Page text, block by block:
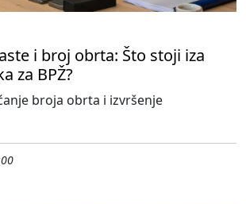
i broj obrta: Što stoji iza
za BPŽ?
broja obrta i izvršenje